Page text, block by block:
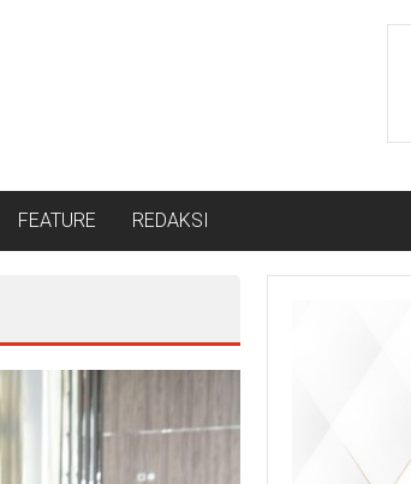
FEATURE REDAKSI